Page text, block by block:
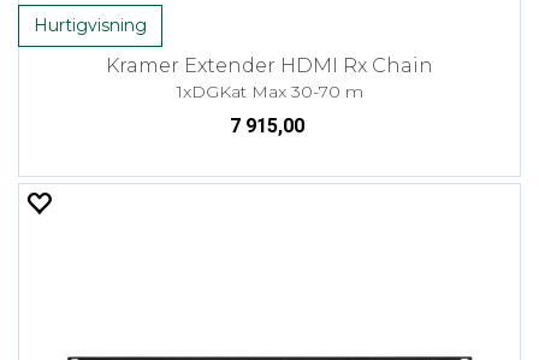
Hurtigvisning
Kramer Extender HDMI Rx Chain
1xDGKat Max 30-70 m
7 915,00